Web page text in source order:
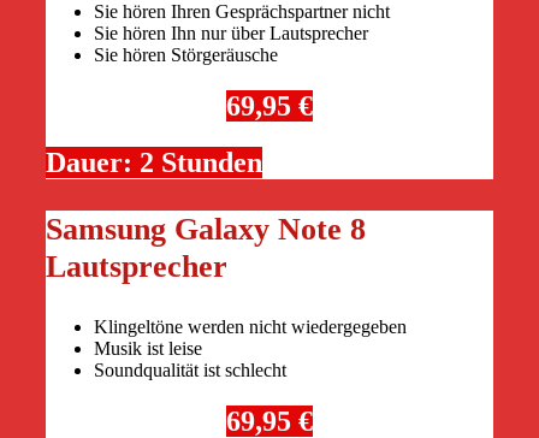
Sie hören Ihren Gesprächspartner nicht
Sie hören Ihn nur über Lautsprecher
Sie hören Störgeräusche
69,95 €
Dauer: 2 Stunden
Samsung Galaxy Note 8
Lautsprecher
Klingeltöne werden nicht wiedergegeben
Musik ist leise
Soundqualität ist schlecht
69,95 €